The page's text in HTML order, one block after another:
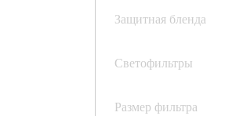
Защитная бленда
Светофильтры
Размер фильтра